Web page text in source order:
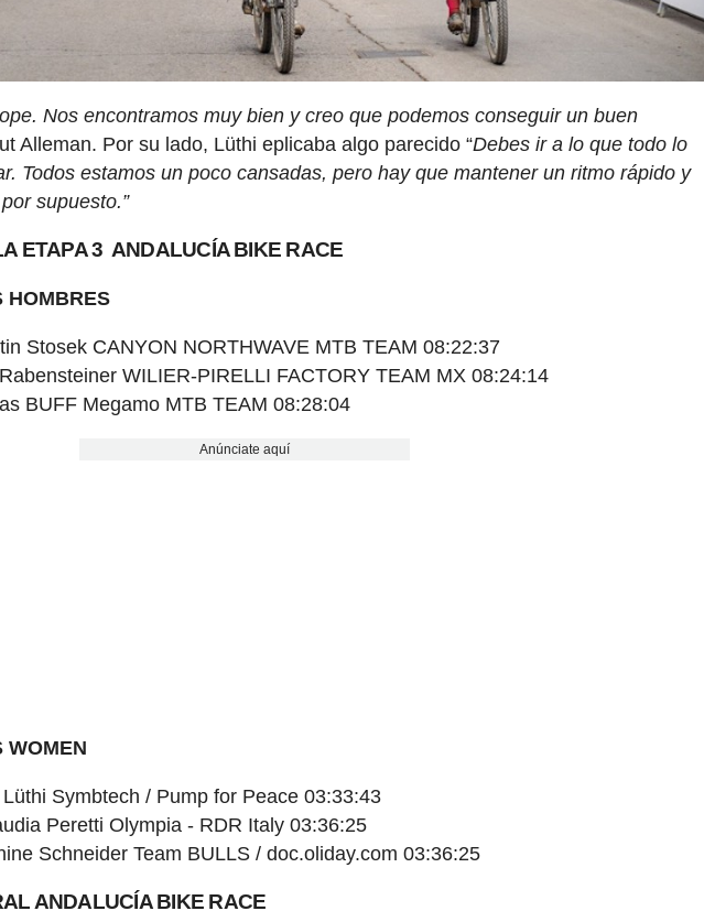
Nos encontramos muy bien y creo que podemos conseguir un buen
Alleman. Por su lado, Lüthi eplicaba algo parecido “Debes ir a lo que todo lo
Todos estamos un poco cansadas, pero hay que mantener un ritmo rápido y
supuesto.”
ETAPA 3 ANDALUCÍA BIKE RACE
HOMBRES
Stosek CANYON NORTHWAVE MTB TEAM 08:22:37
WILIER-PIRELLI FACTORY TEAM MX 08:24:14
BUFF Megamo MTB TEAM 08:28:04
Anúnciate aquí
WOMEN
Symbtech / Pump for Peace 03:33:43
Peretti Olympia - RDR Italy 03:36:25
Schneider Team BULLS / doc.oliday.com 03:36:25
ANDALUCÍA BIKE RACE